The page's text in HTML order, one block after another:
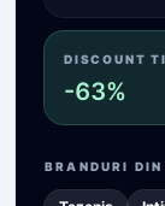
DISCOUNT
-63%
BRANDURI